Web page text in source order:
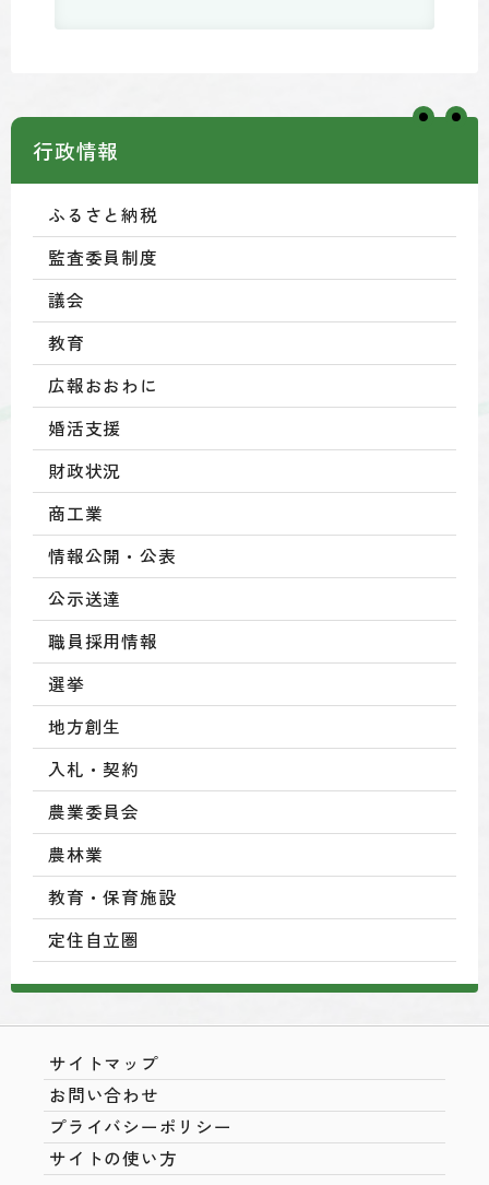
行政情報
ふるさと納税
監査委員制度
議会
教育
広報おおわに
婚活支援
財政状況
商工業
情報公開・公表
公示送達
職員採用情報
選挙
地方創生
入札・契約
農業委員会
農林業
教育・保育施設
定住自立圏
サイトマップ
お問い合わせ
プライバシーポリシー
サイトの使い方